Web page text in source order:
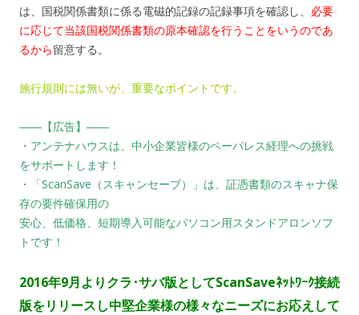
は、国税関係書類に係る電磁的記録の記録事項を確認し、 必要
に応じて当該国税関係書類の原本確認を行うことをいうのであ
るから留意する。
施行規則には無いが、重要なポイントです。
――【広告】――
・アンテナハウスは、中小企業皆様のペーパレス経理への挑戦
をサポートします！
・「ScanSave（スキャンセーブ）」は、証憑書類のスキャナ保
存の要件確保用の
安心、低価格、短期導入可能なパソコン用スタンドアロンソフ
トです！
2016年9月よりクラ･サバ版としてScanSaveﾈｯﾄﾜｰｸ接続
版をリリースし中堅企業様の様々なニーズにお応えして